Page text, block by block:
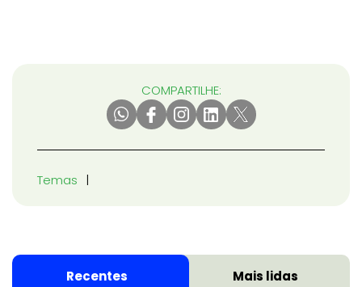
COMPARTILHE:
Temas
Recentes Mais lidas